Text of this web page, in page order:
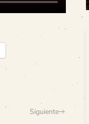
Siguiente